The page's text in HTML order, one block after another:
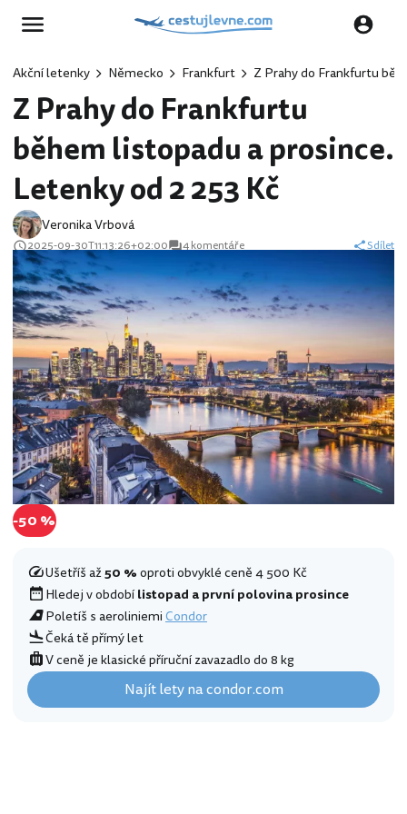
Akční letenky Německo Frankfurt Z Prahy do Frankfurtu
Z Prahy do Frankfurtu
během listopadu a prosince.
Letenky od 2 253 Kč
Veronika Vrbová
2025-09-30T11:13:26+02:00 4 komentáře Sdílet
-50 %
Ušetříš až50 %oproti obvyklé ceně 4 500 Kč
Hledej v obdobílistopad a první polovina prosince
Poletíš s aeroliniemiCondor
Čeká tě přímý let
V ceně je klasické příruční zavazadlo do 8 kg
Najít lety na condor.com